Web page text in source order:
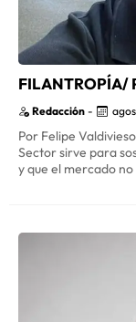
FILANTROPÍA/
Redacción -
Por Felipe
Sector sirve para
y que el mercado